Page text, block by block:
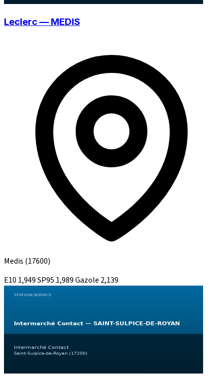
Leclerc — MEDIS
Medis (17600)
E10 1,949SP95 1,989Gazole 2,139